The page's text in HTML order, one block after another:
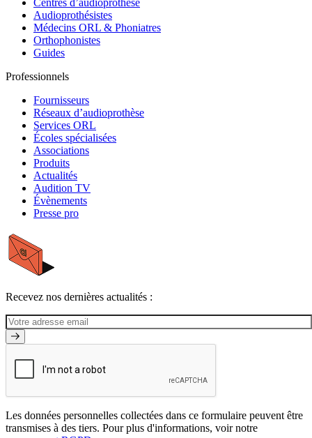
Centres d’audioprothèse
Audioprothésistes
Médecins ORL & Phoniatres
Orthophonistes
Guides
Professionnels
Fournisseurs
Réseaux d’audioprothèse
Services ORL
Écoles spécialisées
Associations
Produits
Actualités
Audition TV
Évènements
Presse pro
Recevez nos dernières actualités :
Les données personnelles collectées dans ce formulaire peuvent être
transmises à des tiers. Pour plus d'informations, voir notre